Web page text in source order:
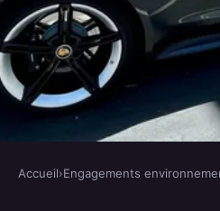
ENGAGEMENTS
Accueil›Engagements